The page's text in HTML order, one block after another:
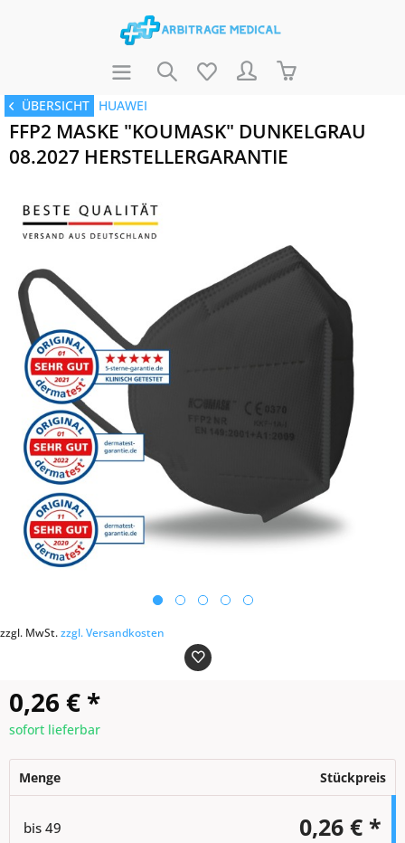
ÜBERSICHT HUAWEI
FFP2 MASKE "KOUMASK" DUNKELGRAU
08.2027 HERSTELLERGARANTIE
0,26 € *
sofort lieferbar
Menge Stückpreis
bis 49 0,26 € *
zzgl. MwSt.zzgl. Versandkosten